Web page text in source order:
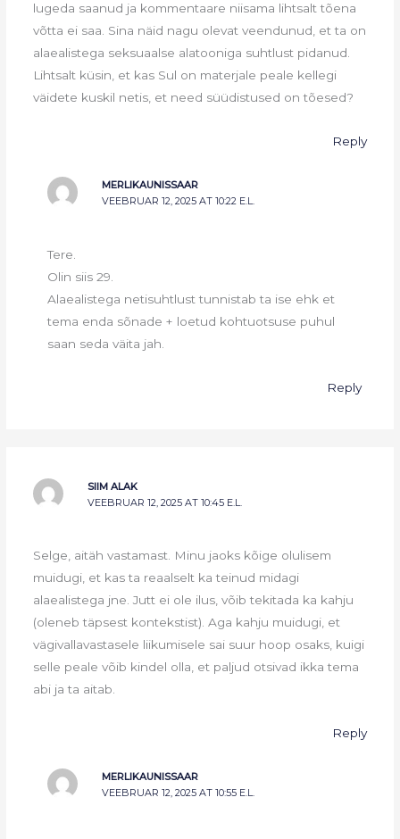
lugeda saanud ja kommentaare niisama lihtsalt tõena
võtta ei saa. Sina näid nagu olevat veendunud, et ta on
alaealistega seksuaalse alatooniga suhtlust pidanud.
Lihtsalt küsin, et kas Sul on materjale peale kellegi
väidete kuskil netis, et need süüdistused on tõesed?
Reply
MERLIKAUNISSAAR
VEEBRUAR 12, 2025 AT 10:22 E.L.
Tere.
Olin siis 29.
Alaealistega netisuhtlust tunnistab ta ise ehk et
tema enda sõnade + loetud kohtuotsuse puhul
saan seda väita jah.
Reply
SIIM ALAK
VEEBRUAR 12, 2025 AT 10:45 E.L.
Selge, aitäh vastamast. Minu jaoks kõige olulisem
muidugi, et kas ta reaalselt ka teinud midagi
alaealistega jne. Jutt ei ole ilus, võib tekitada ka kahju
(oleneb täpsest kontekstist). Aga kahju muidugi, et
vägivallavastasele liikumisele sai suur hoop osaks, kuigi
selle peale võib kindel olla, et paljud otsivad ikka tema
abi ja ta aitab.
Reply
MERLIKAUNISSAAR
VEEBRUAR 12, 2025 AT 10:55 E.L.